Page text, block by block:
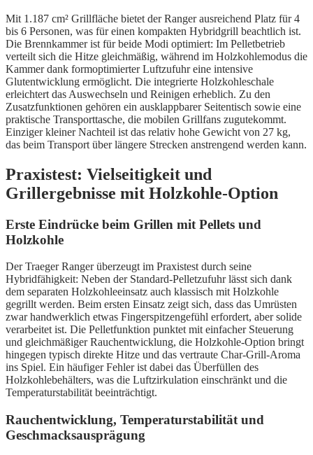
Mit 1.187 cm² Grillfläche bietet der Ranger ausreichend Platz für 4
bis 6 Personen, was für einen kompakten Hybridgrill beachtlich ist.
Die Brennkammer ist für beide Modi optimiert: Im Pelletbetrieb
verteilt sich die Hitze gleichmäßig, während im Holzkohlemodus die
Kammer dank formoptimierter Luftzufuhr eine intensive
Glutentwicklung ermöglicht. Die integrierte Holzkohleschale
erleichtert das Auswechseln und Reinigen erheblich. Zu den
Zusatzfunktionen gehören ein ausklappbarer Seitentisch sowie eine
praktische Transporttasche, die mobilen Grillfans zugutekommt.
Einziger kleiner Nachteil ist das relativ hohe Gewicht von 27 kg,
das beim Transport über längere Strecken anstrengend werden kann.
Praxistest: Vielseitigkeit und
Grillergebnisse mit Holzkohle-Option
Erste Eindrücke beim Grillen mit Pellets und
Holzkohle
Der Traeger Ranger überzeugt im Praxistest durch seine
Hybridfähigkeit: Neben der Standard-Pelletzufuhr lässt sich dank
dem separaten Holzkohleeinsatz auch klassisch mit Holzkohle
gegrillt werden. Beim ersten Einsatz zeigt sich, dass das Umrüsten
zwar handwerklich etwas Fingerspitzengefühl erfordert, aber solide
verarbeitet ist. Die Pelletfunktion punktet mit einfacher Steuerung
und gleichmäßiger Rauchentwicklung, die Holzkohle-Option bringt
hingegen typisch direkte Hitze und das vertraute Char-Grill-Aroma
ins Spiel. Ein häufiger Fehler ist dabei das Überfüllen des
Holzkohlebehälters, was die Luftzirkulation einschränkt und die
Temperaturstabilität beeinträchtigt.
Rauchentwicklung, Temperaturstabilität und
Geschmacksausprägung